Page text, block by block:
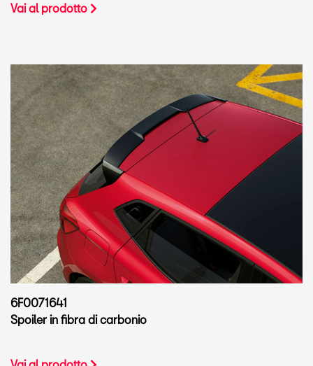
Vai al prodotto
6F0071641
Spoiler in fibra di carbonio